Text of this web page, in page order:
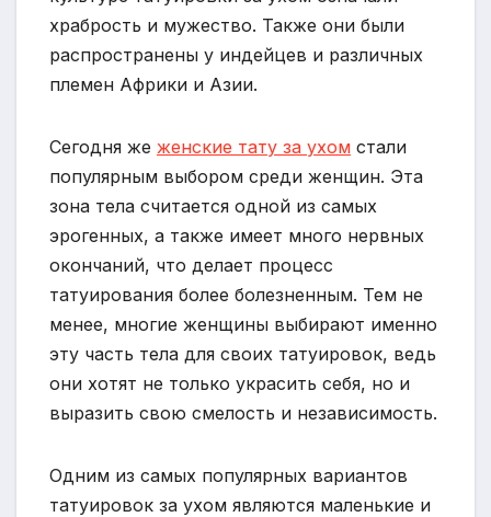
храбрость и мужество. Также они были
распространены у индейцев и различных
племен Африки и Азии.
Сегодня же женские тату за ухом стали
популярным выбором среди женщин. Эта
зона тела считается одной из самых
эрогенных, а также имеет много нервных
окончаний, что делает процесс
татуирования более болезненным. Тем не
менее, многие женщины выбирают именно
эту часть тела для своих татуировок, ведь
они хотят не только украсить себя, но и
выразить свою смелость и независимость.
Одним из самых популярных вариантов
татуировок за ухом являются маленькие и